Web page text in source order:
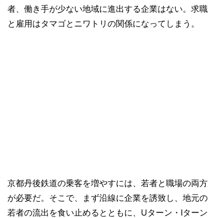
者、働き手が少ない地域に進出する企業はない。求職
と雇用はタマゴとニワトリの関係になってしまう。
京都丹後鉄道の乗客を増やすには、若者と職場の両方
が必要だ。そこで、まず沿線に企業を誘致し、地元の
若者の流出を食い止めるとともに、Uターン・Iターン